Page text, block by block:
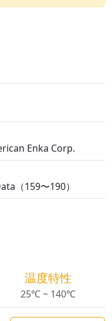
Enka Corp.
（159〜190）
温度特性
25℃ ~ 140℃